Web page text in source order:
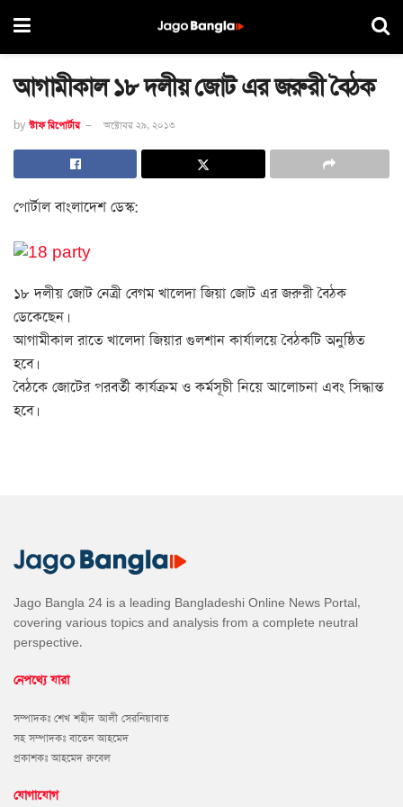
আগামীকাল ১৮ দলীয় জোট এর জরুরী বৈঠক
by স্টাফ রিপোর্টার অক্টোবর ২৯, ২০১৩
পোর্টাল বাংলাদেশ ডেস্ক:
১৮ দলীয় জোট নেত্রী বেগম খালেদা জিয়া জোট এর জরুরী বৈঠক
ডেকেছেন।
আগামীকাল রাতে খালেদা জিয়ার গুলশান কার্যালয়ে বৈঠকটি অনুষ্ঠিত
হবে।
বৈঠকে জোটের পরবর্তী কার্যক্রম ও কর্মসূচী নিয়ে আলোচনা এবং সিদ্ধান্ত
হবে।
Jago Bangla 24 is a leading Bangladeshi Online News Portal,
covering various topics and analysis from a complete neutral
perspective.
নেপথ্যে যারা
সম্পাদকঃ শেখ শহীদ আলী সেরনিয়াবাত
সহ সম্পাদকঃ বাতেন আহমেদ
প্রকাশকঃ আহমেদ রুবেল
যোগাযোগ